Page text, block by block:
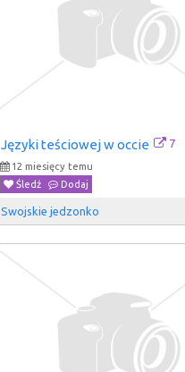
Języki teściowej w occie 7
12 miesięcy temu
Śledź
Dodaj
Swojskie jedzonko